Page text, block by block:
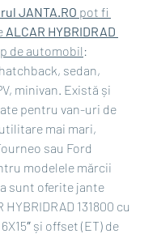
JANTA.RO pot fi
ALCAR HYBRIDRAD
de automobil :
sedan,
minivan. Există și
pentru van-uri de
mai mari,
sau Ford
modelele mărcii
sunt oferite jante
HYBRIDRAD 131800 cu
și offset (ET) de